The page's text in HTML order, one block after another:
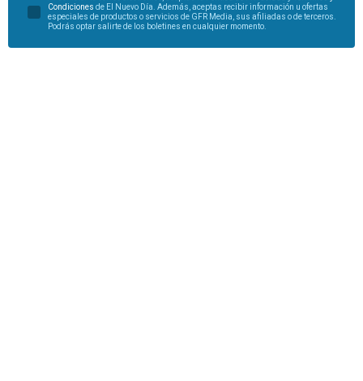
Condiciones de El Nuevo Día. Además, aceptas recibir información u ofertas
especiales de productos o servicios de GFR Media, sus afiliadas o de terceros.
Podrás optar salirte de los boletines en cualquier momento.